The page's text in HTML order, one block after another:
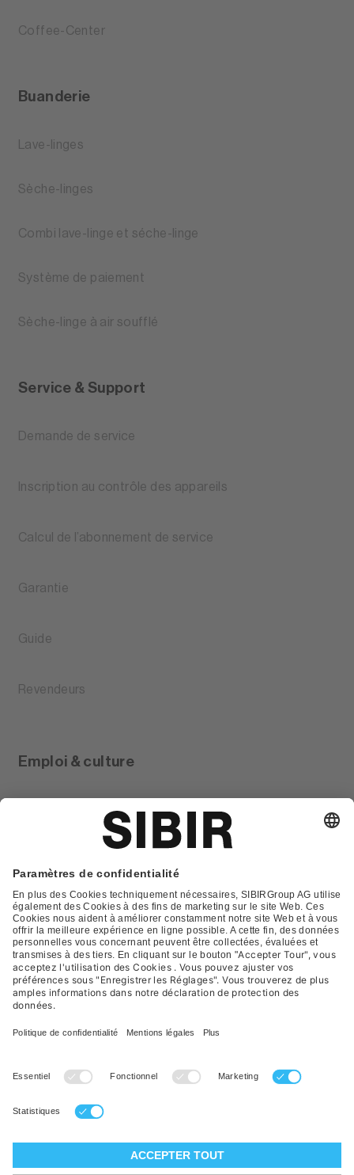
Coffee-Center
Buanderie
Lave-linges
Sèche-linges
Combi lave-linge et séche-linge
Système de paiement
Sèche-linge à air soufflé
Service & Support
Demande de service
Inscription au contrôle des appareils
Calcul de l’abonnement de service
Garantie
Guide
Revendeurs
Emploi & culture
Contact
FAQ
Déclaration de protection